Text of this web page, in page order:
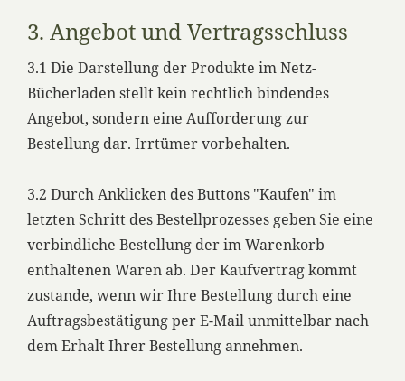
3. Angebot und Vertragsschluss
3.1 Die Darstellung der Produkte im Netz-
Bücherladen stellt kein rechtlich bindendes
Angebot, sondern eine Aufforderung zur
Bestellung dar. Irrtümer vorbehalten.
3.2 Durch Anklicken des Buttons "Kaufen" im
letzten Schritt des Bestellprozesses geben Sie eine
verbindliche Bestellung der im Warenkorb
enthaltenen Waren ab. Der Kaufvertrag kommt
zustande, wenn wir Ihre Bestellung durch eine
Auftragsbestätigung per E-Mail unmittelbar nach
dem Erhalt Ihrer Bestellung annehmen.